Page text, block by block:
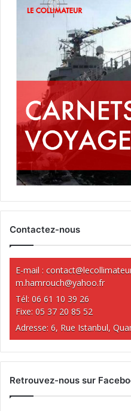
Contactez-nous
E-mail :
m.hamrouch@yahoo.fr
Tél: 06 61 10 39 26
Fixe: 05 37 20 85 52
Adresse: 6, Rue Istanbul,
Retrouvez-nous sur